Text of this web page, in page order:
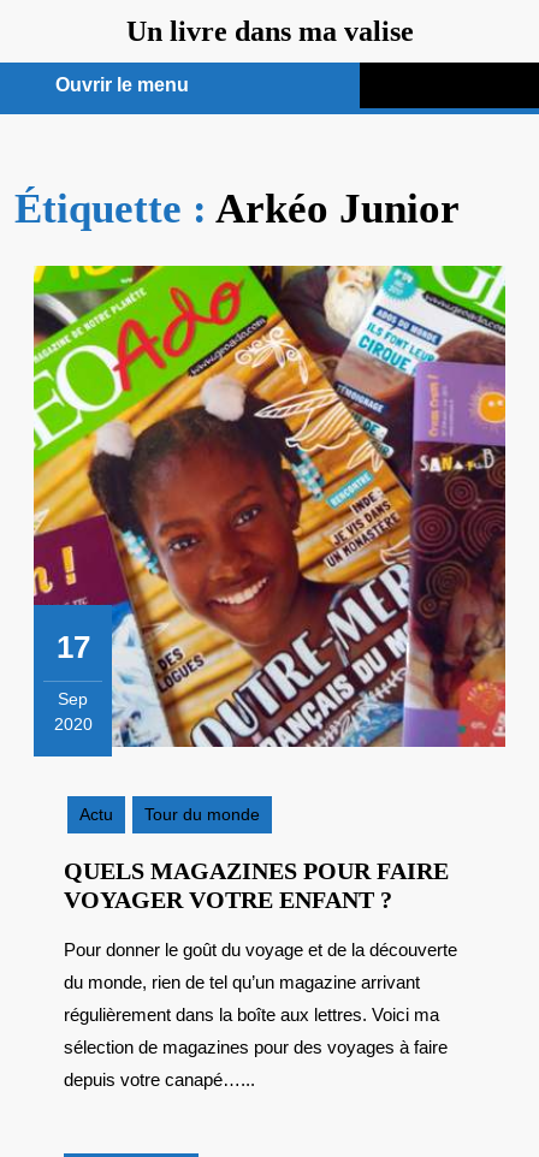
contenu
Un livre dans ma valise
Ouvrir le menu
menu
Étiquette : Arkéo Junior
17
Sep
2020
2020
Actu
Tour du monde
QUELS MAGAZINES POUR FAIRE
VOYAGER VOTRE ENFANT ?
POUR
FAIRE
VOYAGER
VOTRE
Pour donner le goût du voyage et de la découverte
du monde, rien de tel qu’un magazine arrivant
régulièrement dans la boîte aux lettres. Voici ma
sélection de magazines pour des voyages à faire
depuis votre canapé…...